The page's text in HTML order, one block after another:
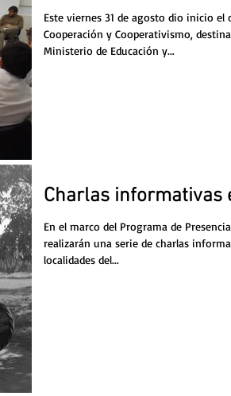
Este viernes 31 de agosto dio inicio el
Cooperación y Cooperativismo,
Ministerio de Educación y...
Charlas informativas
En el marco del Programa de
realizarán una serie de charlas
localidades del...